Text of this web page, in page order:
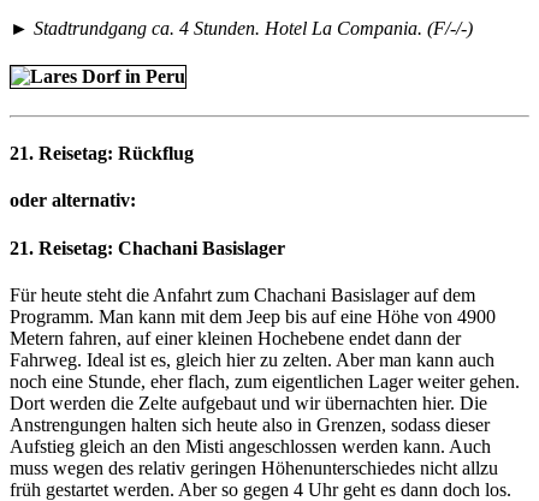
► Stadtrundgang ca. 4 Stunden. Hotel La Compania. (F/-/-)
21. Reisetag: Rückflug
oder alternativ:
21. Reisetag: Chachani Basislager
Für heute steht die Anfahrt zum Chachani Basislager auf dem
Programm. Man kann mit dem Jeep bis auf eine Höhe von 4900
Metern fahren, auf einer kleinen Hochebene endet dann der
Fahrweg. Ideal ist es, gleich hier zu zelten. Aber man kann auch
noch eine Stunde, eher flach, zum eigentlichen Lager weiter gehen.
Dort werden die Zelte aufgebaut und wir übernachten hier. Die
Anstrengungen halten sich heute also in Grenzen, sodass dieser
Aufstieg gleich an den Misti angeschlossen werden kann. Auch
muss wegen des relativ geringen Höhenunterschiedes nicht allzu
früh gestartet werden. Aber so gegen 4 Uhr geht es dann doch los.